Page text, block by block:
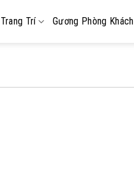
Trí Gương Phòng Khách